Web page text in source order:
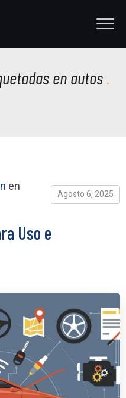
en autos
en
Agosto 6, 2025
Uso e